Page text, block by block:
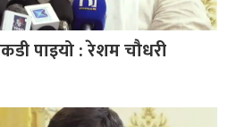
पाइयो : रेशम चौधरी